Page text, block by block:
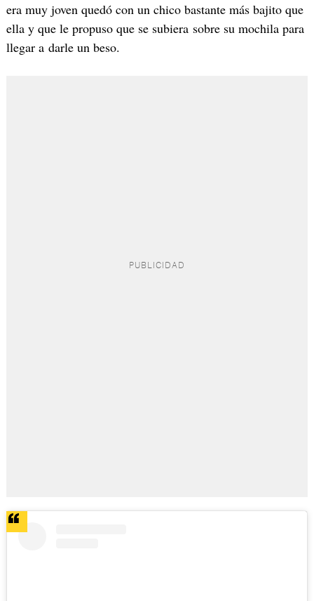
era muy joven quedó con un chico bastante más bajito que
ella y que le propuso que se subiera sobre su mochila para
llegar a darle un beso.